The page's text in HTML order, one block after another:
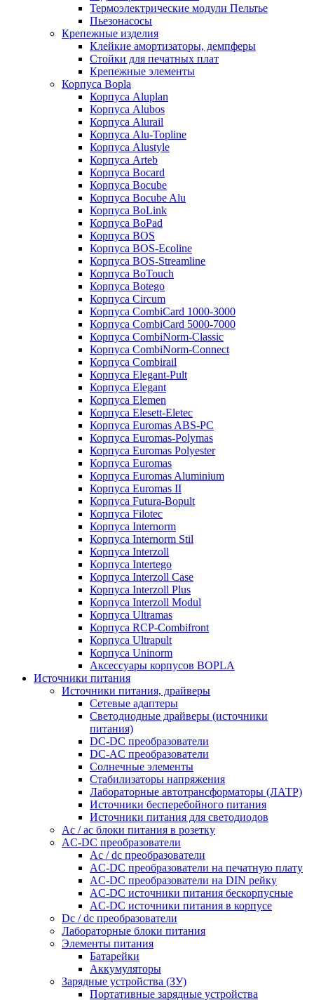
Термоэлектрические модули Пельтье
Пьезонасосы
Крепежные изделия
Клейкие амортизаторы, демпферы
Стойки для печатных плат
Крепежные элементы
Корпуса Bopla
Корпуса Aluplan
Корпуса Alubos
Корпуса Alurail
Корпуса Alu-Topline
Корпуса Alustyle
Корпуса Arteb
Корпуса Bocard
Корпуса Bocube
Корпуса Bocube Alu
Корпуса BoLink
Корпуса BoPad
Корпуса BOS
Корпуса BOS-Ecoline
Корпуса BOS-Streamline
Корпуса BoTouch
Корпуса Botego
Корпуса Circum
Корпуса CombiCard 1000-3000
Корпуса CombiCard 5000-7000
Корпуса CombiNorm-Classic
Корпуса CombiNorm-Connect
Корпуса Combirail
Корпуса Elegant-Pult
Корпуса Elegant
Корпуса Elemen
Корпуса Elesett-Eletec
Корпуса Euromas ABS-PC
Корпуса Euromas-Polymas
Корпуса Euromas Polyester
Корпуса Euromas
Корпуса Euromas Aluminium
Корпуса Euromas II
Корпуса Futura-Bopult
Корпуса Filotec
Корпуса Internorm
Корпуса Internorm Stil
Корпуса Interzoll
Корпуса Intertego
Корпуса Interzoll Case
Корпуса Interzoll Plus
Корпуса Interzoll Modul
Корпуса Ultramas
Корпуса RCP-Combifront
Корпуса Ultrapult
Корпуса Uninorm
Аксессуары корпусов BOPLA
Источники питания
Источники питания, драйверы
Сетевые адаптеры
Светодиодные драйверы (источники
питания)
DC-DC преобразователи
DC-AC преобразователи
Солнечные элементы
Стабилизаторы напряжения
Лабораторные автотрансформаторы (ЛАТР)
Источники бесперебойного питания
Источники питания для светодиодов
Ac / ac блоки питания в розетку
AC-DC преобразователи
Ac / dc преобразователи
AC-DC преобразователи на печатную плату
AC-DC преобразователи на DIN рейку
AC-DC источники питания бескорпусные
AC-DC источники питания в корпусе
Dc / dc преобразователи
Лабораторные блоки питания
Элементы питания
Батарейки
Аккумуляторы
Зарядные устройства (ЗУ)
Портативные зарядные устройства